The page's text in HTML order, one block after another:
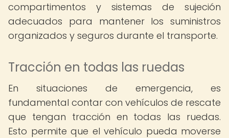
compartimentos y sistemas de sujeción
adecuados para mantener los suministros
organizados y seguros durante el transporte.
Tracción en todas las ruedas
En situaciones de emergencia, es
fundamental contar con vehículos de rescate
que tengan tracción en todas las ruedas.
Esto permite que el vehículo pueda moverse